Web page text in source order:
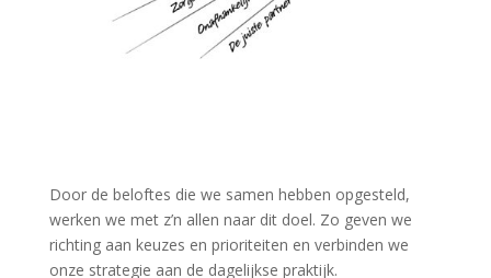
Door de beloftes die we samen hebben opgesteld,
werken we met z’n allen naar dit doel. Zo geven we
richting aan keuzes en prioriteiten en verbinden we
onze strategie aan de dagelijkse praktijk.